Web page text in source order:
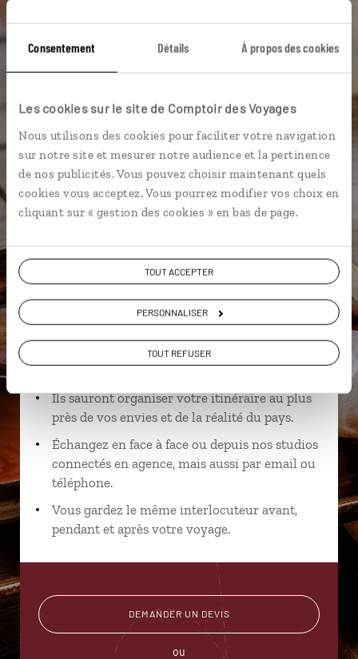
Consentement Détails À propos des cookies
Les cookies sur le site de Comptoir des Voyages
Nous utilisons des cookies pour faciliter votre navigation
sur notre site et mesurer notre audience et la pertinence
de nos publicités. Vous pouvez choisir maintenant quels
cookies vous acceptez. Vous pourrez modifier vos choix en
cliquant sur « gestion des cookies » en bas de page.
TOUT ACCEPTER
PERSONNALISER
TOUT REFUSER
Une envie de voyage
particulière ?
Andong Dongdaemun Hongdae
Insadong Baie écologique de Suncheon Daegu
Gangnam Île de Jeju Jardin national de Suncheon
Amélie,
spécialiste Corée du sud
Suivez vos envies et demandez conseils à nos
spécialistes
Ils sauront organiser votre itinéraire au plus
près de vos envies et de la réalité du pays.
Échangez en face à face ou depuis nos studios
connectés en agence, mais aussi par email ou
téléphone.
Vous gardez le même interlocuteur avant,
pendant et après votre voyage.
DEMANDER UN DEVIS
ou